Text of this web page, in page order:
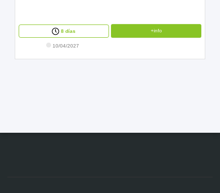
8 días +info
10/04/2027